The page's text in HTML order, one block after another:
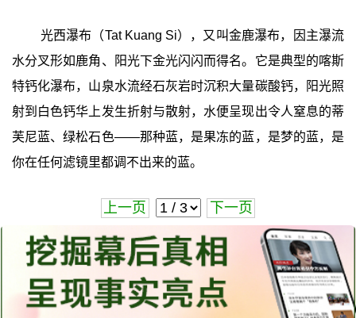
光西瀑布（Tat Kuang Si），又叫金鹿瀑布，因主瀑流
水分叉形如鹿角、阳光下金光闪闪而得名。它是典型的喀斯
特钙化瀑布，山泉水流经石灰岩时沉积大量碳酸钙，阳光照
射到白色钙华上发生折射与散射，水便呈现出令人窒息的蒂
芙尼蓝、绿松石色——那种蓝，是果冻的蓝，是梦的蓝，是
你在任何滤镜里都调不出来的蓝。
上一页 下一页